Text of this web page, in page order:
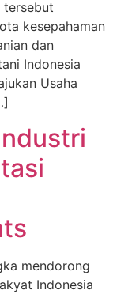
tersebut
kesepahaman
dan
Indonesia
Usaha
mendorong
Indonesia